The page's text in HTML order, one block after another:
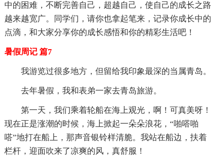
中的困难，不断完善自己，超越自己，使自己的成长之路
越来越宽广。同学们，请你也拿起笔来，记录你成长中的
点滴，和大家分享你的成长感悟和你的精彩生活吧！
暑假周记 篇7
我游览过很多地方，但留给我印象最深的当属青岛。
去年暑假，我和表弟一家去青岛旅游。
第一天，我们乘着轮船在海上观光，啊！可真美呀！
现在正是涨潮的时候，海上掀起一朵朵浪花，“啪嗒啪
嗒”地打在船上，那声音银铃样清脆。我站在船边，扶着
栏杆，迎面吹来了凉爽的风，真舒服！